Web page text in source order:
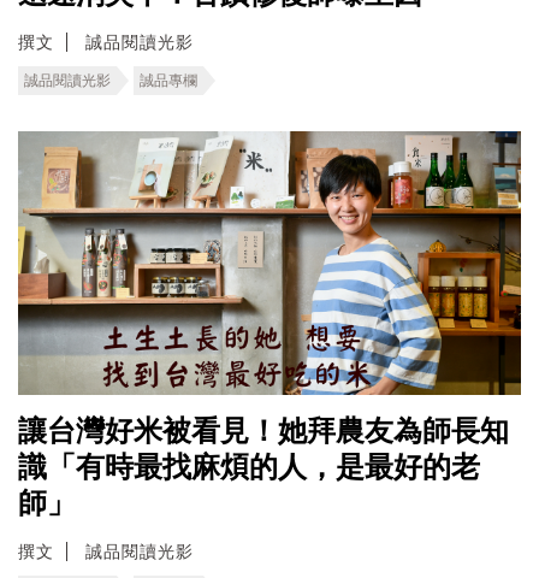
撰文 誠品閱讀光影
誠品閱讀光影 誠品專欄
讓台灣好米被看見！她拜農友為師長知
識「有時最找麻煩的人，是最好的老
師」
撰文 誠品閱讀光影